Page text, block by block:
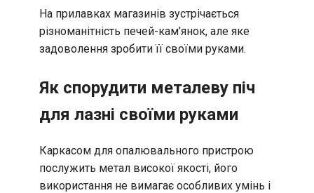
На прилавках магазинів зустрічається
різноманітність печей-кам’янок, але яке
задоволення зробити її своїми руками.
Як спорудити металеву піч
для лазні своїми руками
Каркасом для опалювального пристрою
послужить метал високої якості, його
використання не вимагає особливих умінь і